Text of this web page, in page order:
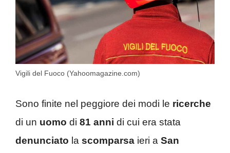
Vigili del Fuoco (Yahoomagazine.com)
Sono finite nel peggiore dei modi le ricerche
di un uomo di 81 anni di cui era stata
denunciato la scomparsa ieri a San